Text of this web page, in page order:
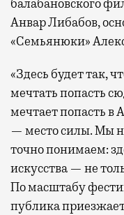
балабановского
Анвар Либабов,
«Семьянюки»
«Здесь будет так,
мечтать попасть
мечтает попасть в
— место силы. Мы
точно понимаем:
искусства — не
По масштабу
публика